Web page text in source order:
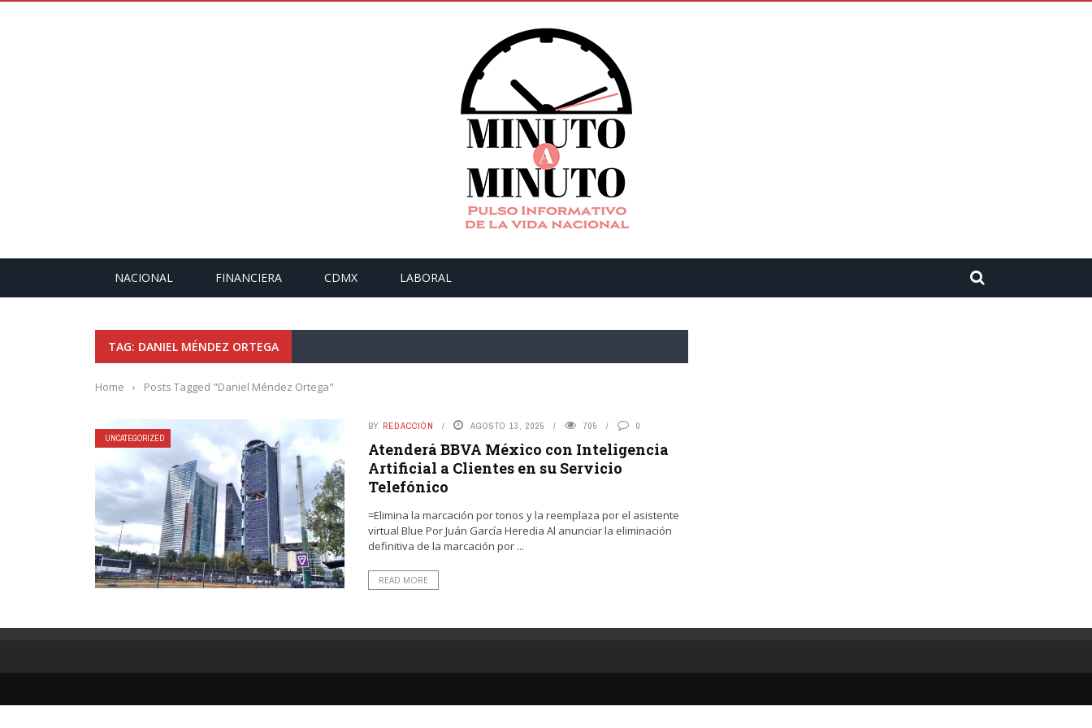
NACIONAL FINANCIERA CDMX LABORAL
TAG: DANIEL MÉNDEZ ORTEGA
Home › Posts Tagged "Daniel Méndez Ortega"
UNCATEGORIZED
BY REDACCIÓN AGOSTO 13, 2025 705 0
Atenderá BBVA México con Inteligencia
Artificial a Clientes en su Servicio
Telefónico
=Elimina la marcación por tonos y la reemplaza por el asistente
virtual Blue Por Juán García Heredia Al anunciar la eliminación
definitiva de la marcación por ...
READ MORE